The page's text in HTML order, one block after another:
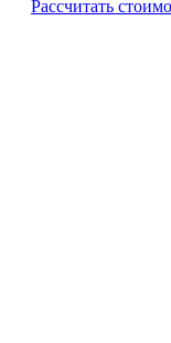
Рассчитать